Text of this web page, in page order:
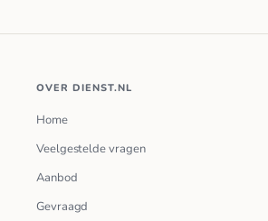
OVER DIENST.NL
Home
Veelgestelde vragen
Aanbod
Gevraagd